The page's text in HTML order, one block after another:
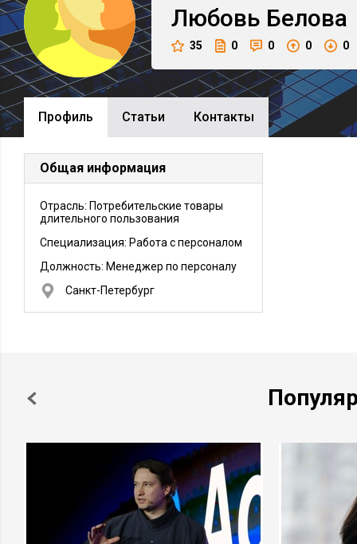
Любовь Белова
35 0 0 0 0
Профиль Cтатьи Контакты
Общая информация
Отрасль: Потребительские товары
длительного пользования
Специализация: Работа с персоналом
Должность: Менеджер по персоналу
Санкт-Петербург